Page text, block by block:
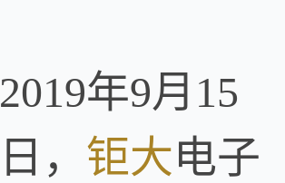
2019年9月15
日， 钜大电子